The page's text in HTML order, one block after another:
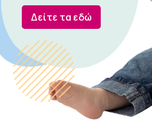
Δείτε τα εδώ